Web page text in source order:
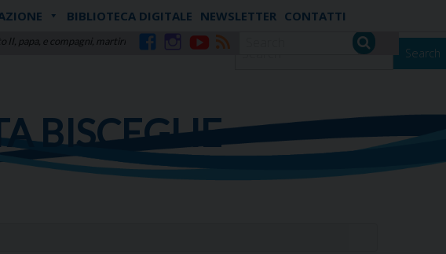
II, papa, e compagni, martiri
BIBLIOTECA DIGITALE NEWSLETTER CONTATTI
Search
BISCEGLIE